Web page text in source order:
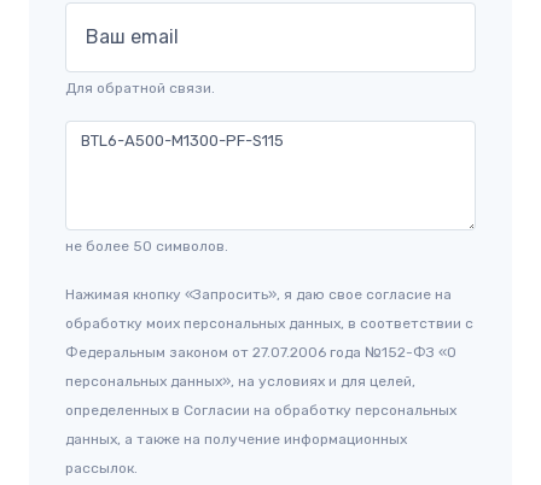
Ваш email
Для обратной связи.
не более 50 символов.
Нажимая кнопку «Запросить», я даю свое согласие на
обработку моих персональных данных, в соответствии с
Федеральным законом от 27.07.2006 года №152-ФЗ «О
персональных данных», на условиях и для целей,
определенных в Согласии на обработку персональных
данных, а также на получение информационных
рассылок.